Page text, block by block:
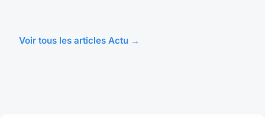
Voir tous les articles Actu →